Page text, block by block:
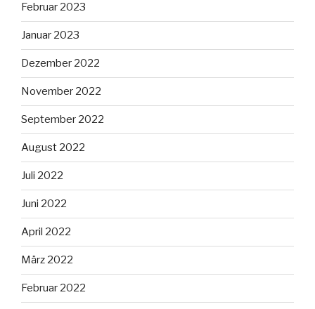
Februar 2023
Januar 2023
Dezember 2022
November 2022
September 2022
August 2022
Juli 2022
Juni 2022
April 2022
März 2022
Februar 2022